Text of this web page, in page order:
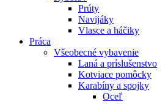
Prúty
Navijáky
Vlasce a háčiky
Práca
Všeobecné vybavenie
Laná a príslušenstvo
Kotviace pomôcky
Karabíny a spojky
Oceľ